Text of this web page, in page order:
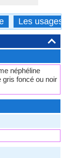
Les usages
néphéline
gris foncé ou noir